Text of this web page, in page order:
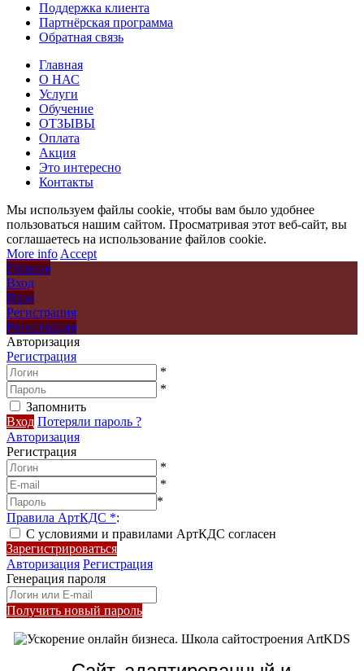
Поддержка клиента
Партнёрская программа
Обратная связь
Главная
О НАС
Услуги
Обучение
ОТЗЫВЫ
Оплата
Акция
Это интересно
Контакты
Мы используем файлы cookie, чтобы вам было удобнее
пользоваться нашим сайтом. Просматривая этот веб-сайт, вы
соглашаетесь на использование файлов cookie.
More info Accept
Главная
Вход
Вход
Регистрация
Регистрация
Авторизация
Регистрация
*
*
Запомнить
Вход Потеряли пароль ?
Авторизация
Регистрация
*
*
*
Правила АртКДС *:
С условиями и правилами АртКДС согласен
Зарегистрироваться
Авторизация Регистрация
Генерация пароля
Получить новый пароль